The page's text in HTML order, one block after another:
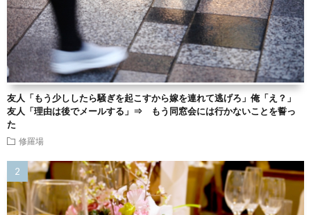
友人「もう少ししたら騒ぎを起こすから嫁を連れて逃げろ」俺「え？」
友人「理由は後でメールする」⇒ もう同窓会には行かないことを誓っ
た
修羅場